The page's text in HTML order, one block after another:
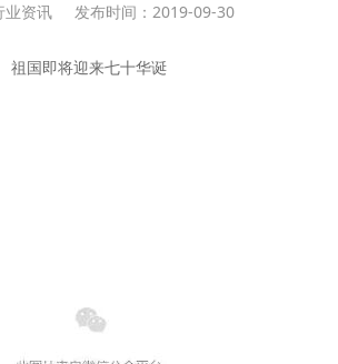
业资讯 发布时间：2019-09-30
祖国即将迎来七十华诞